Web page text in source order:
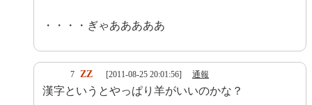
・・・・ぎゃあああああ
7 ZZ [2011-08-25 20:01:56] 通報
漢字というとやっぱり羊がいいのかな？